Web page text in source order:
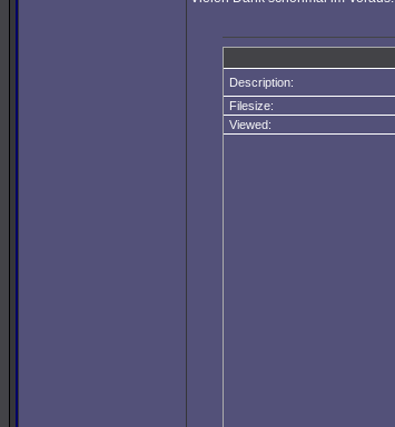
Description:
Filesize:
Viewed: